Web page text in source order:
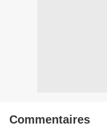
Commentaires